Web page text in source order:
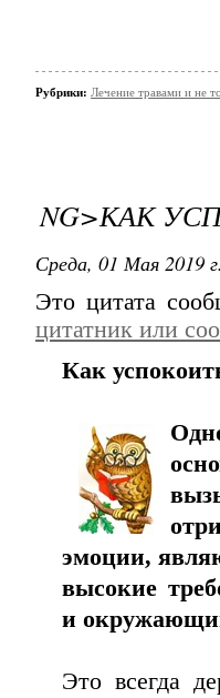
Рубрики: Лечение травами и не
NG>КАК
Среда, 01 Мая 2019
Это цитата
цитатник или
Как
эмоции,
высокие
и
Это всегда